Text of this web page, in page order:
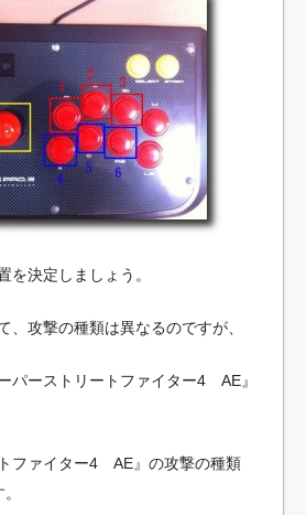
を決定しましょう。
、攻撃の種類は異なるのですが、
パーストリートファイター4 AE』
トファイター4 AE』の攻撃の種類